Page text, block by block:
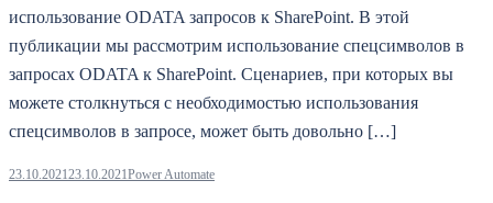
использование ODATA запросов к SharePoint. В этой
публикации мы рассмотрим использование спецсимволов в
запросах ODATA к SharePoint. Сценариев, при которых вы
можете столкнуться с необходимостью использования
спецсимволов в запросе, может быть довольно […]
23.10.202123.10.2021Power Automate